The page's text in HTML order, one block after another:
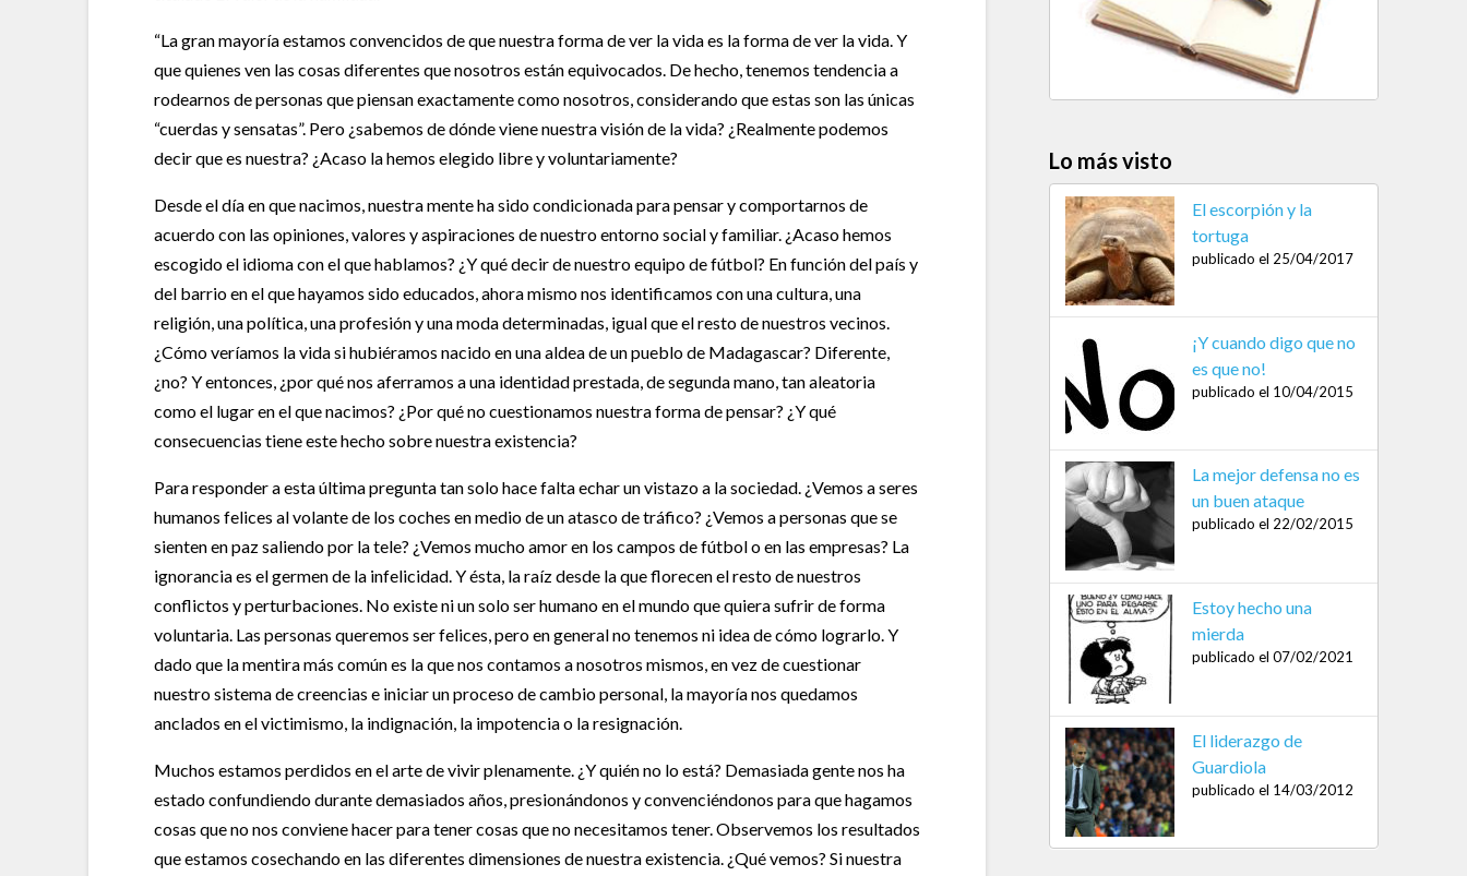
“La gran mayoría estamos convencidos de que nuestra forma de ver la vida es la forma de ver la vida. Y
que quienes ven las cosas diferentes que nosotros están equivocados. De hecho, tenemos tendencia a
rodearnos de personas que piensan exactamente como nosotros, considerando que estas son las únicas
“cuerdas y sensatas”. Pero ¿sabemos de dónde viene nuestra visión de la vida? ¿Realmente podemos
decir que es nuestra? ¿Acaso la hemos elegido libre y voluntariamente?
Desde el día en que nacimos, nuestra mente ha sido condicionada para pensar y comportarnos de
acuerdo con las opiniones, valores y aspiraciones de nuestro entorno social y familiar. ¿Acaso hemos
escogido el idioma con el que hablamos? ¿Y qué decir de nuestro equipo de fútbol? En función del país y
del barrio en el que hayamos sido educados, ahora mismo nos identificamos con una cultura, una
religión, una política, una profesión y una moda determinadas, igual que el resto de nuestros vecinos.
¿Cómo veríamos la vida si hubiéramos nacido en una aldea de un pueblo de Madagascar? Diferente,
¿no? Y entonces, ¿por qué nos aferramos a una identidad prestada, de segunda mano, tan aleatoria
como el lugar en el que nacimos? ¿Por qué no cuestionamos nuestra forma de pensar? ¿Y qué
consecuencias tiene este hecho sobre nuestra existencia?
Para responder a esta última pregunta tan solo hace falta echar un vistazo a la sociedad. ¿Vemos a seres
humanos felices al volante de los coches en medio de un atasco de tráfico? ¿Vemos a personas que se
sienten en paz saliendo por la tele? ¿Vemos mucho amor en los campos de fútbol o en las empresas? La
ignorancia es el germen de la infelicidad. Y ésta, la raíz desde la que florecen el resto de nuestros
conflictos y perturbaciones. No existe ni un solo ser humano en el mundo que quiera sufrir de forma
voluntaria. Las personas queremos ser felices, pero en general no tenemos ni idea de cómo lograrlo. Y
dado que la mentira más común es la que nos contamos a nosotros mismos, en vez de cuestionar
nuestro sistema de creencias e iniciar un proceso de cambio personal, la mayoría nos quedamos
anclados en el victimismo, la indignación, la impotencia o la resignación.
Muchos estamos perdidos en el arte de vivir plenamente. ¿Y quién no lo está? Demasiada gente nos ha
estado confundiendo durante demasiados años, presionándonos y convenciéndonos para que hagamos
cosas que no nos conviene hacer para tener cosas que no necesitamos tener. Observemos los resultados
que estamos cosechando en las diferentes dimensiones de nuestra existencia. ¿Qué vemos? Si nuestra
Lo más visto
El escorpión y la
tortuga
publicado el 25/04/2017
¡Y cuando digo que no
es que no!
publicado el 10/04/2015
La mejor defensa no es
un buen ataque
publicado el 22/02/2015
Estoy hecho una
mierda
publicado el 07/02/2021
El liderazgo de
Guardiola
publicado el 14/03/2012